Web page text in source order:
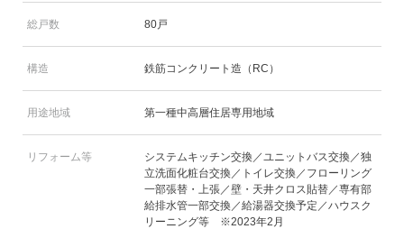
総戸数 80戸
構造 鉄筋コンクリート造（RC）
用途地域 第一種中高層住居専用地域
リフォーム等
システムキッチン交換／ユニットバス交換／独
立洗面化粧台交換／トイレ交換／フローリング
一部張替・上張／壁・天井クロス貼替／専有部
給排水管一部交換／給湯器交換予定／ハウスク
リーニング等 ※2023年2月